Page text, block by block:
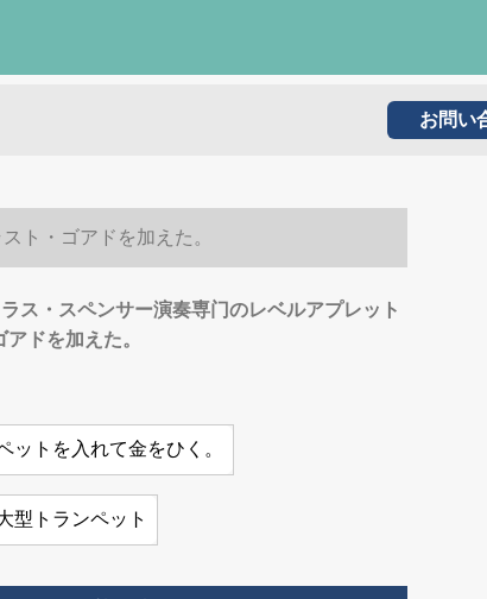
お問い
ト・ゴアドを加えた。
ス・スペンサー演奏専门のレベルアプレット
ドを加えた。
ットを入れて金をひく。
型トランペット